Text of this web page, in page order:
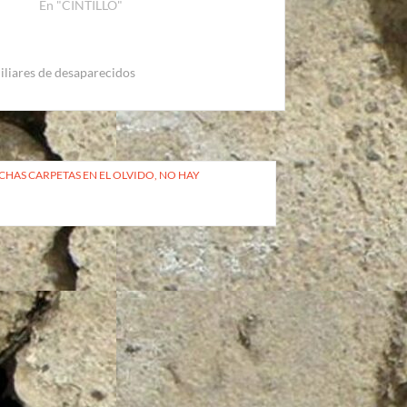
En "CINTILLO"
de desaparecidos
CARPETAS EN EL OLVIDO, NO HAY